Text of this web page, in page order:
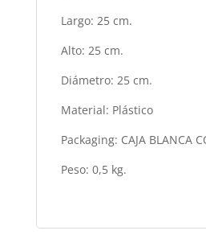
Largo: 25 cm.
Alto: 25 cm.
Diámetro: 25 cm.
Material: Plástico
Packaging: CAJA BLANCA
Peso: 0,5 kg.